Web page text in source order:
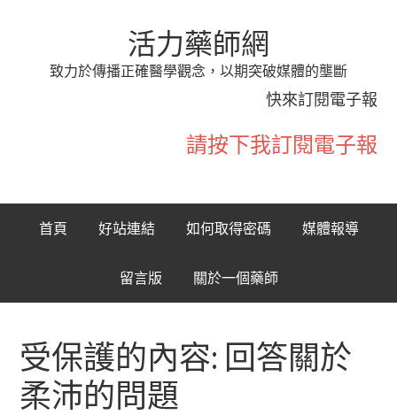
活力藥師網
致力於傳播正確醫學觀念，以期突破媒體的壟斷
快來訂閱電子報
請按下我訂閱電子報
首頁 好站連結 如何取得密碼 媒體報導
留言版 關於一個藥師
受保護的內容: 回答關於
柔沛的問題